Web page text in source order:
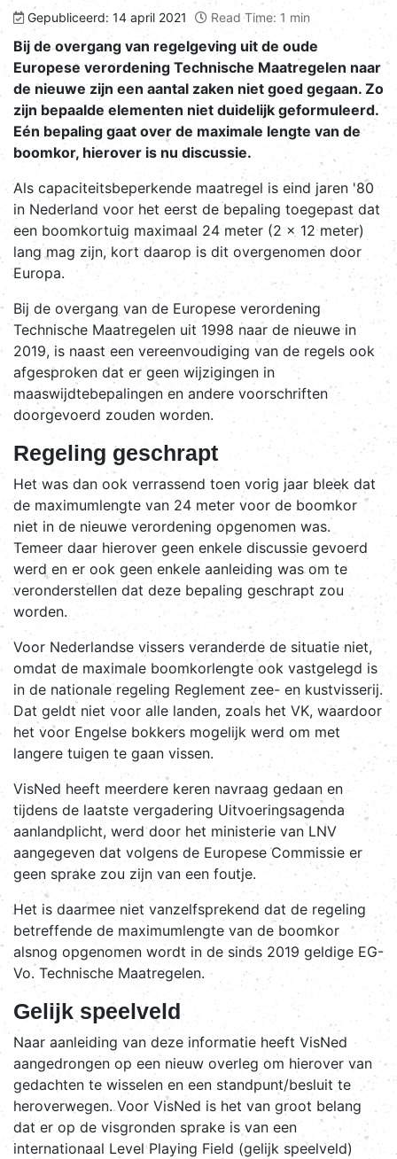
Gepubliceerd: 14 april 2021 Read Time: 1 min
Bij de overgang van regelgeving uit de oude
Europese verordening Technische Maatregelen naar
de nieuwe zijn een aantal zaken niet goed gegaan. Zo
zijn bepaalde elementen niet duidelijk geformuleerd.
Eén bepaling gaat over de maximale lengte van de
boomkor, hierover is nu discussie.
Als capaciteitsbeperkende maatregel is eind jaren '80
in Nederland voor het eerst de bepaling toegepast dat
een boomkortuig maximaal 24 meter (2 x 12 meter)
lang mag zijn, kort daarop is dit overgenomen door
Europa.
Bij de overgang van de Europese verordening
Technische Maatregelen uit 1998 naar de nieuwe in
2019, is naast een vereenvoudiging van de regels ook
afgesproken dat er geen wijzigingen in
maaswijdtebepalingen en andere voorschriften
doorgevoerd zouden worden.
Regeling geschrapt
Het was dan ook verrassend toen vorig jaar bleek dat
de maximumlengte van 24 meter voor de boomkor
niet in de nieuwe verordening opgenomen was.
Temeer daar hierover geen enkele discussie gevoerd
werd en er ook geen enkele aanleiding was om te
veronderstellen dat deze bepaling geschrapt zou
worden.
Voor Nederlandse vissers veranderde de situatie niet,
omdat de maximale boomkorlengte ook vastgelegd is
in de nationale regeling Reglement zee- en kustvisserij.
Dat geldt niet voor alle landen, zoals het VK, waardoor
het voor Engelse bokkers mogelijk werd om met
langere tuigen te gaan vissen.
VisNed heeft meerdere keren navraag gedaan en
tijdens de laatste vergadering Uitvoeringsagenda
aanlandplicht, werd door het ministerie van LNV
aangegeven dat volgens de Europese Commissie er
geen sprake zou zijn van een foutje.
Het is daarmee niet vanzelfsprekend dat de regeling
betreffende de maximumlengte van de boomkor
alsnog opgenomen wordt in de sinds 2019 geldige EG-
Vo. Technische Maatregelen.
Gelijk speelveld
Naar aanleiding van deze informatie heeft VisNed
aangedrongen op een nieuw overleg om hierover van
gedachten te wisselen en een standpunt/besluit te
heroverwegen. Voor VisNed is het van groot belang
dat er op de visgronden sprake is van een
internationaal Level Playing Field (gelijk speelveld)